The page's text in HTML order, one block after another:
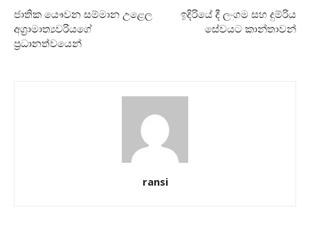
ජාතික යෞවන සම්මාන උළෙල
අග්‍රාමාත්‍යවරියගේ
ප්‍රධානත්වයෙන්
ඉදිරියේ දී ලංගම සහ දුම්රිය
සේවයට කාන්තාවන්
ransi